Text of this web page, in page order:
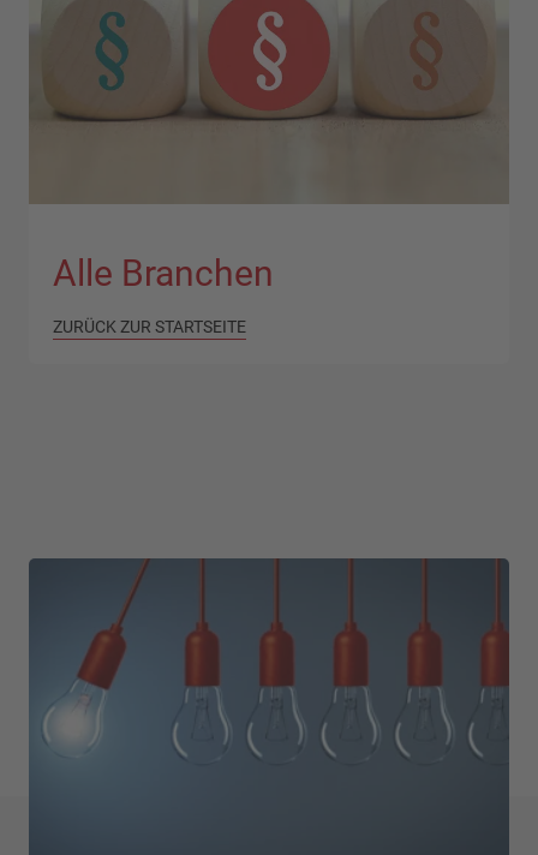
Alle Branchen
ZURÜCK ZUR STARTSEITE